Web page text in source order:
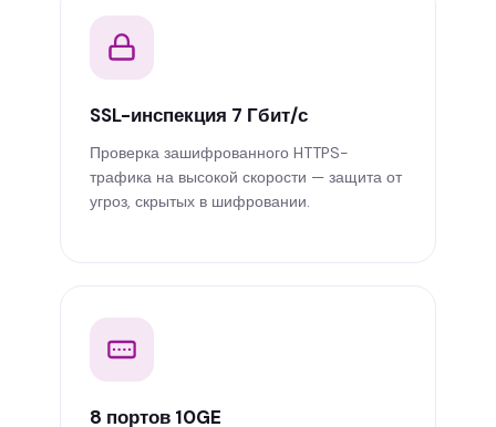
SSL-инспекция 7 Гбит/с
Проверка зашифрованного HTTPS-
трафика на высокой скорости — защита от
угроз, скрытых в шифровании.
8 портов 10GE